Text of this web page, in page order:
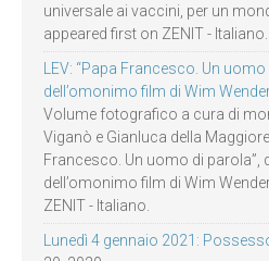
universale ai vaccini, per un
appeared first on ZENIT - Italiano.
LEV: “Papa Francesco. Un
dell’omonimo film di Wim
Volume fotografico a cura di
Viganò e Gianluca della
Francesco. Un uomo di parola”,
dell’omonimo film di Wim
ZENIT - Italiano.
Lunedì 4 gennaio 2021: